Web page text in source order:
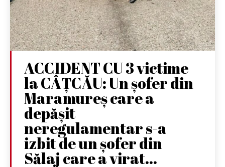
ACCIDENT CU 3 victime
la CÂȚCĂU: Un șofer din
Maramureș care a
depășit
neregulamentar s-a
izbit de un șofer din
Sălaj care a virat...